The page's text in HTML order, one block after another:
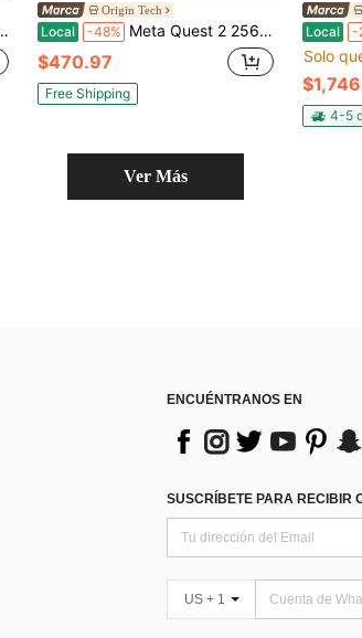
Origin Tech
Local -48% Meta Quest 2 256 GB: gafas de realidad virtual todo en uno avanzadas
$470.97
Free Shipping
Local -
Solo
4-5
Ver Más
ENCUÉNTRANOS EN
SUSCRÍBETE PARA RECIBIR
US + 1